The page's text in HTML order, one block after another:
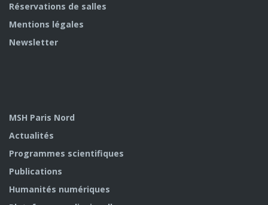
Réservations de salles
Mentions légales
Newsletter
MSH Paris Nord
Actualités
Programmes scientifiques
Publications
Humanités numériques